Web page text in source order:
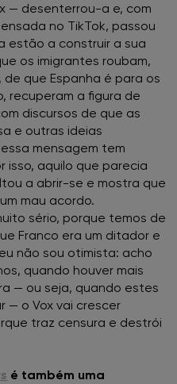
— desenterrou-a e, com
no TikTok, passou
estão a construir a sua
os imigrantes roubam,
que Espanha é para os
recuperam a figura de
discursos de que as
e outras ideias
mensagem tem
isso, aquilo que parecia
a abrir-se e mostra que
mau acordo.
sério, porque temos de
Franco era um ditador e
não sou otimista: acho
quando houver mais
— ou seja, quando estes
— o Vox vai crescer
traz censura e destrói
é também uma